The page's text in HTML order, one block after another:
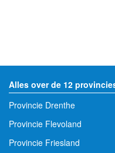
Alles over de 12
Provincie Drenthe
Provincie Flevoland
Provincie Friesland